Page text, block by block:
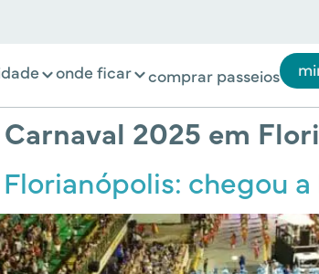
onde ficar comprar passeios
2025 em
chegou